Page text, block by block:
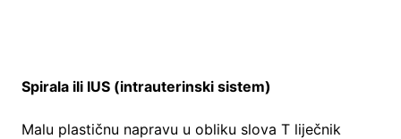
Spirala ili IUS (intrauterinski sistem)
Malu plastičnu napravu u obliku slova T liječnik